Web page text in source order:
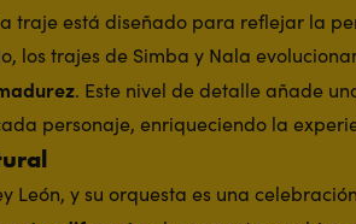
traje está diseñado para reflejar la
los trajes de Simba y Nala
. Este nivel de detalle añade
personaje, enriqueciendo la
León, y su orquesta es una